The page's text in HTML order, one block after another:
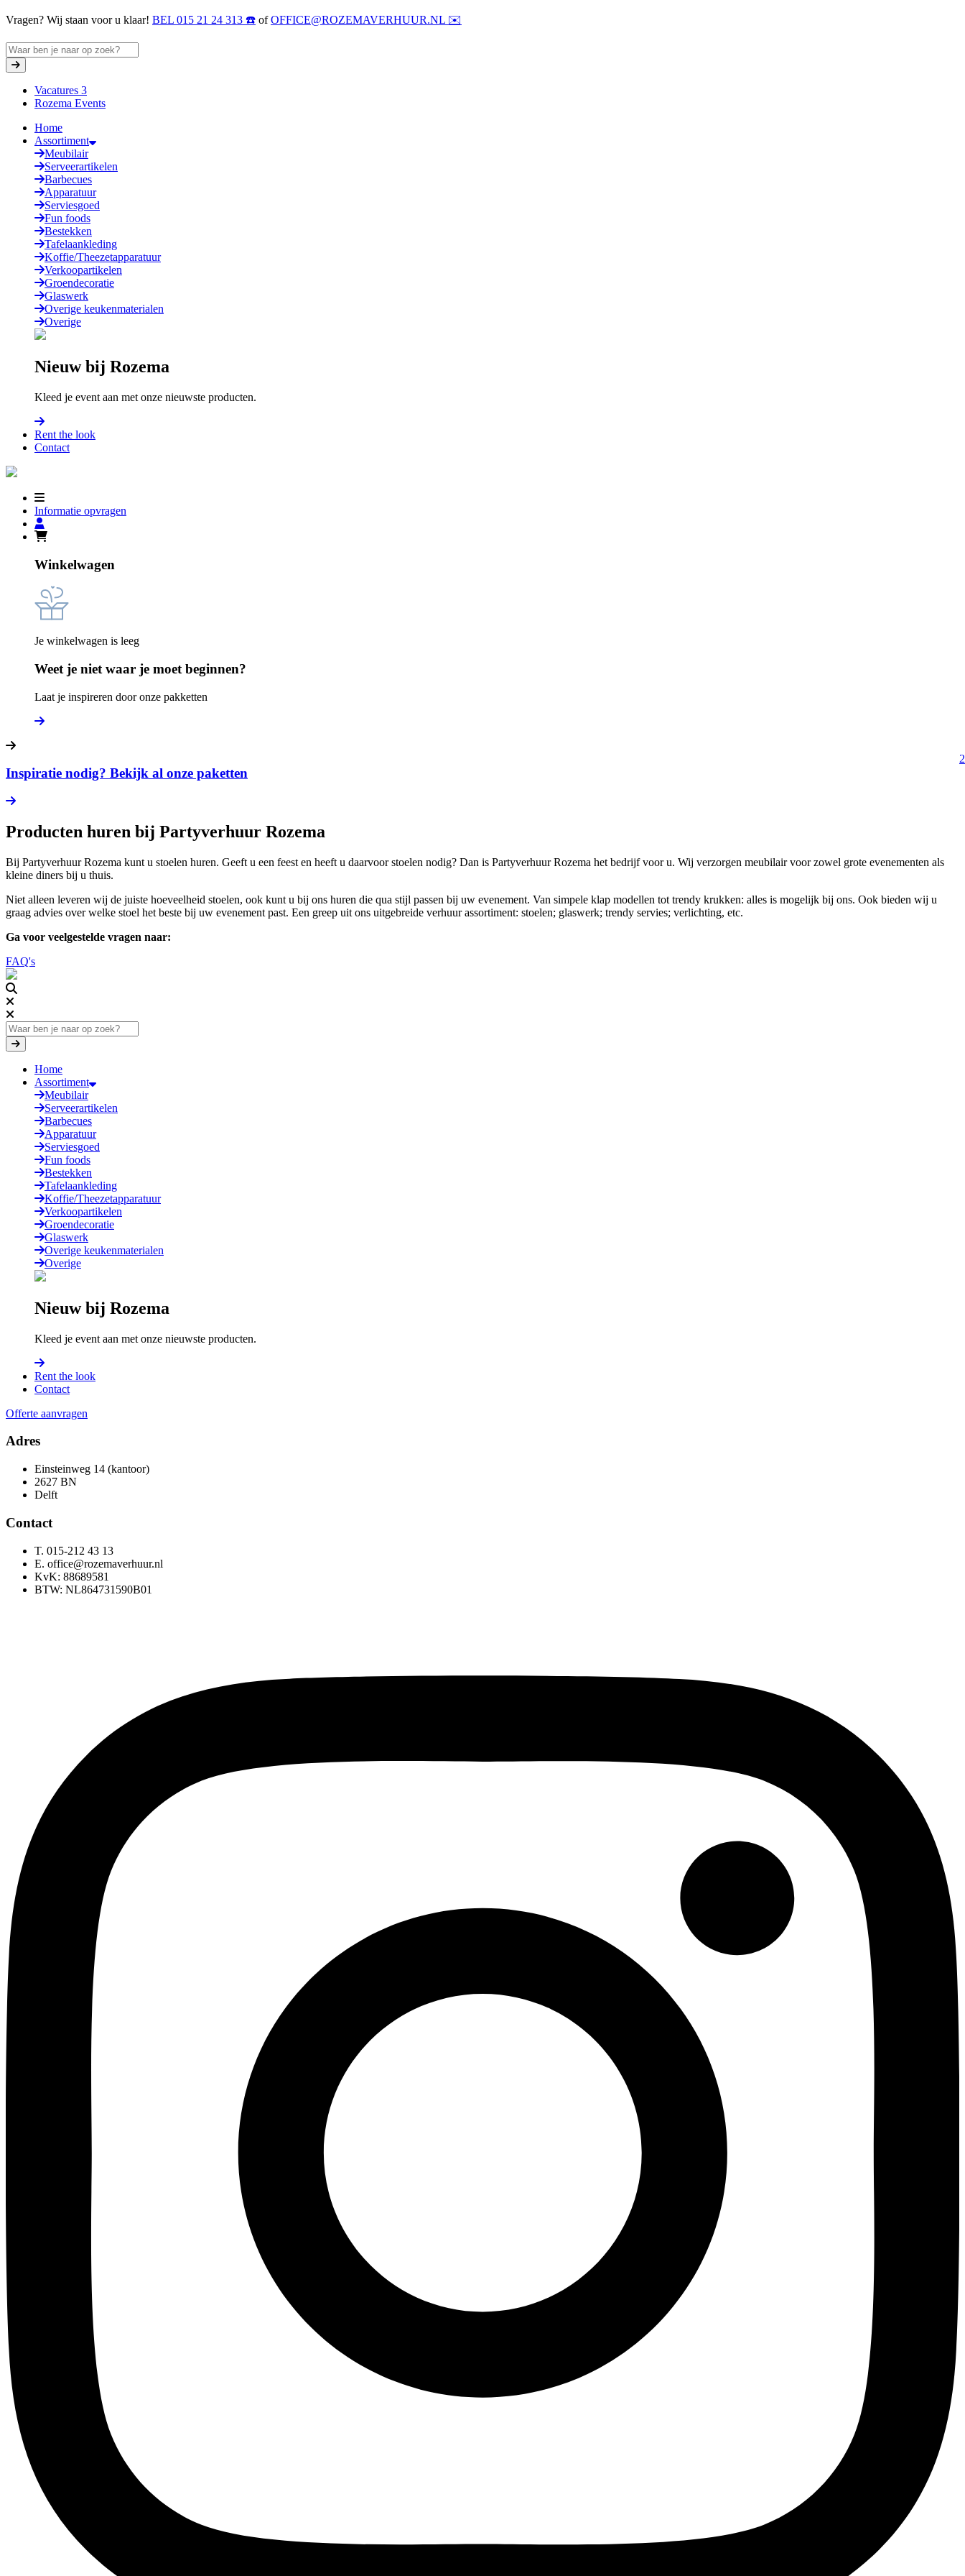
Vragen? Wij staan voor u klaar! BEL 015 21 24 313 ☎️ ofOFFICE@ROZEMAVERHUUR.NL ✉️
Vacatures 3
Rozema Events
Home
Assortiment
Meubilair
Serveerartikelen
Barbecues
Apparatuur
Serviesgoed
Fun foods
Bestekken
Tafelaankleding
Koffie/Theezetapparatuur
Verkoopartikelen
Groendecoratie
Glaswerk
Overige keukenmaterialen
Overige
Nieuw bij Rozema
Kleed je event aan met onze nieuwste producten.
Rent the look
Contact
Informatie opvragen
Winkelwagen
Je winkelwagen is leeg
Weet je niet waar je moet beginnen?
Laat je inspireren door onze pakketten
Inspiratie nodig? Bekijk al onze paketten
Producten huren bij Partyverhuur Rozema
Bij Partyverhuur Rozema kunt u stoelen huren. Geeft u een feest en heeft u daarvoor stoelen nodig? Dan is Partyverhuur Rozema het bedrijf voor u. Wij verzorgen meubilair voor zowel grote evenementen als
kleine diners bij u thuis.
Niet alleen leveren wij de juiste hoeveelheid stoelen, ook kunt u bij ons huren die qua stijl passen bij uw evenement. Van simpele klap modellen tot trendy krukken: alles is mogelijk bij ons. Ook bieden wij u
graag advies over welke stoel het beste bij uw evenement past. Een greep uit ons uitgebreide verhuur assortiment: stoelen; glaswerk; trendy servies; verlichting, etc.
Ga voor veelgestelde vragen naar:
FAQ's
Home
Assortiment
Meubilair
Serveerartikelen
Barbecues
Apparatuur
Serviesgoed
Fun foods
Bestekken
Tafelaankleding
Koffie/Theezetapparatuur
Verkoopartikelen
Groendecoratie
Glaswerk
Overige keukenmaterialen
Overige
Nieuw bij Rozema
Kleed je event aan met onze nieuwste producten.
Rent the look
Contact
Offerte aanvragen
Adres
Einsteinweg 14 (kantoor)
2627 BN
Delft
Contact
T. 015-212 43 13
E. office@rozemaverhuur.nl
KvK: 88689581
BTW: NL864731590B01